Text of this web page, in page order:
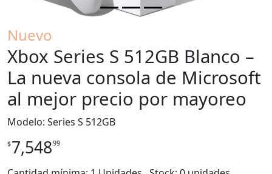
Nuevo
Xbox Series S 512GB Blanco –
La nueva consola de Microsoft
al mejor precio por mayoreo
Modelo: Series S 512GB
$7,54899